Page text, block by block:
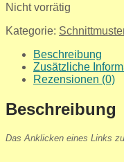
Nicht vorrätig
Kategorie:
Beschreibung
Zusätzliche
Rezensionen (0)
Beschreibung
Das Anklicken eines Links